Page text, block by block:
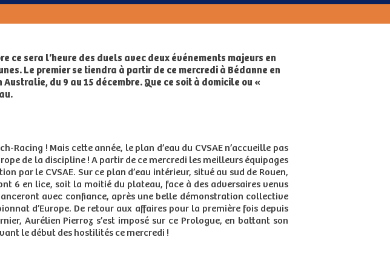
ce sera l’heure des duels avec deux événements majeurs en
Le premier se tiendra à partir de ce mercredi à Bédanne en
du 9 au 15 décembre. Que ce soit à domicile ou «
! Mais cette année, le plan d’eau du CVSAE n’accueille pas
de la discipline ! A partir de ce mercredi les meilleurs équipages
par le CVSAE. Sur ce plan d’eau intérieur, situé au sud de Rouen,
6 en lice, soit la moitié du plateau, face à des adversaires venus
avec confiance, après une belle démonstration collective
d’Europe. De retour aux affaires pour la première fois depuis
Aurélien Pierroz s’est imposé sur ce Prologue, en battant son
le début des hostilités ce mercredi !